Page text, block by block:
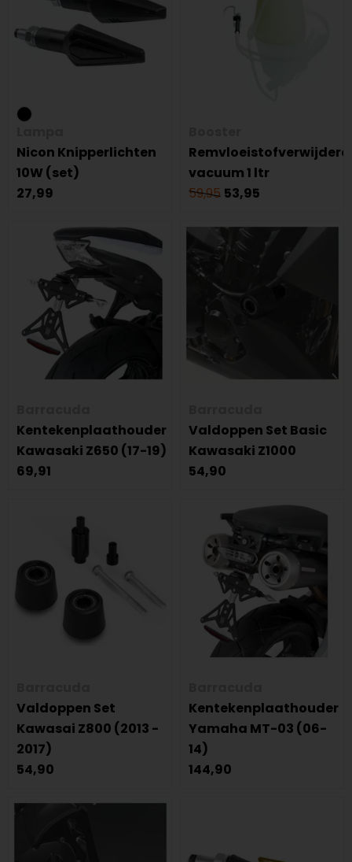
Nicon Knipperlichten
10W (set)
27,99
vacuum 1 ltr
59,95 53,95
Kentekenplaathouder
Kawasaki Z650 (17-19)
69,91
Valdoppen Set Basic
Kawasaki Z1000
54,90
Valdoppen Set
Kawasai Z800 (2013 -
2017)
54,90
Kentekenplaathouder
Yamaha MT-03 (06-
14)
144,90